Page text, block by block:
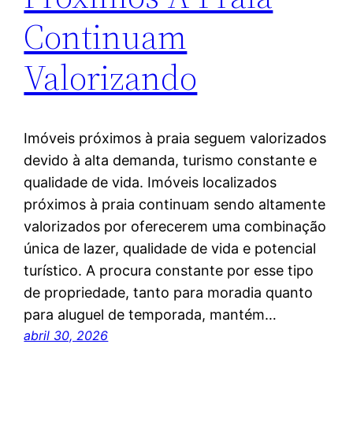
Continuam
Valorizando
Imóveis próximos à praia seguem valorizados
devido à alta demanda, turismo constante e
qualidade de vida. Imóveis localizados
próximos à praia continuam sendo altamente
valorizados por oferecerem uma combinação
única de lazer, qualidade de vida e potencial
turístico. A procura constante por esse tipo
de propriedade, tanto para moradia quanto
para aluguel de temporada, mantém…
abril 30, 2026